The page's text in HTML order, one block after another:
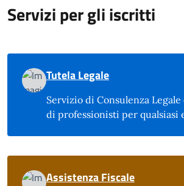
Servizi per gli iscritti
Tutela Legale
Servizio di Consulenza
di professionisti per qualsiasi
Assistenza Fiscale